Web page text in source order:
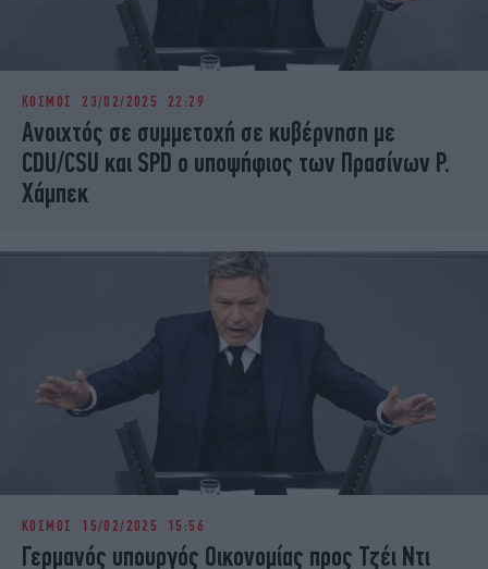
ΚΟΣΜΟΣ 23/02/2025 22:29
Ανοιχτός σε συμμετοχή σε κυβέρνηση με
CDU/CSU και SPD ο υποψήφιος των Πρασίνων Ρ.
Χάμπεκ
ΚΟΣΜΟΣ 15/02/2025 15:56
Γερμανός υπουργός Οικονομίας προς Τζέι Ντι